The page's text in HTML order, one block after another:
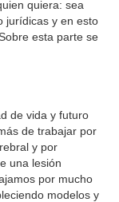
quiera: sea
jurídicas y en esto
esta parte se
de vida y futuro
de trabajar por
y por
una lesión
por mucho
modelos y